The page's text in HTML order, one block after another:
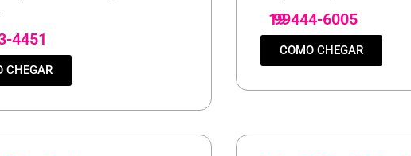
4451
CHEGAR
19
99444-6005
COMO CHEGAR